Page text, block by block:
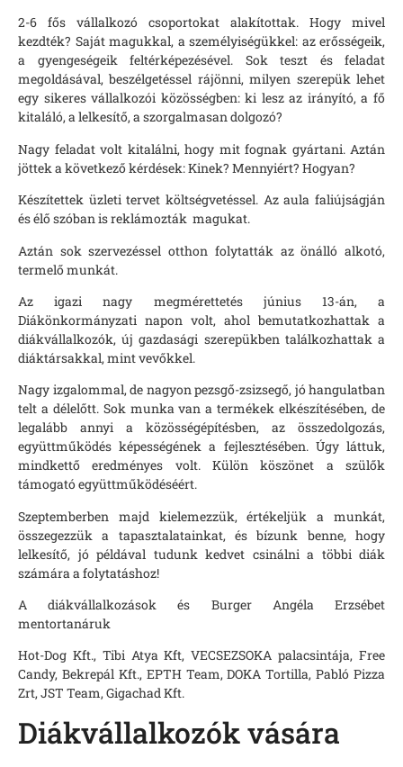
2-6 fős vállalkozó csoportokat alakítottak. Hogy mivel
kezdték? Saját magukkal, a személyiségükkel: az erősségeik,
a gyengeségeik feltérképezésével. Sok teszt és feladat
megoldásával, beszélgetéssel rájönni, milyen szerepük lehet
egy sikeres vállalkozói közösségben: ki lesz az irányító, a fő
kitaláló, a lelkesítő, a szorgalmasan dolgozó?
Nagy feladat volt kitalálni, hogy mit fognak gyártani. Aztán
jöttek a következő kérdések: Kinek? Mennyiért? Hogyan?
Készítettek üzleti tervet költségvetéssel. Az aula faliújságján
és élő szóban is reklámozták magukat.
Aztán sok szervezéssel otthon folytatták az önálló alkotó,
termelő munkát.
Az igazi nagy megmérettetés június 13-án, a
Diákönkormányzati napon volt, ahol bemutatkozhattak a
diákvállalkozók, új gazdasági szerepükben találkozhattak a
diáktársakkal, mint vevőkkel.
Nagy izgalommal, de nagyon pezsgő-zsizsegő, jó hangulatban
telt a délelőtt. Sok munka van a termékek elkészítésében, de
legalább annyi a közösségépítésben, az összedolgozás,
együttműködés képességének a fejlesztésében. Úgy láttuk,
mindkettő eredményes volt. Külön köszönet a szülők
támogató együttműködéséért.
Szeptemberben majd kielemezzük, értékeljük a munkát,
összegezzük a tapasztalatainkat, és bízunk benne, hogy
lelkesítő, jó példával tudunk kedvet csinálni a többi diák
számára a folytatáshoz!
A diákvállalkozások és Burger Angéla Erzsébet
mentortanáruk
Hot-Dog Kft., Tibi Atya Kft, VECSEZSOKA palacsintája, Free
Candy, Bekrepál Kft., EPTH Team, DOKA Tortilla, Pabló Pizza
Zrt, JST Team, Gigachad Kft.
Diákvállalkozók vására